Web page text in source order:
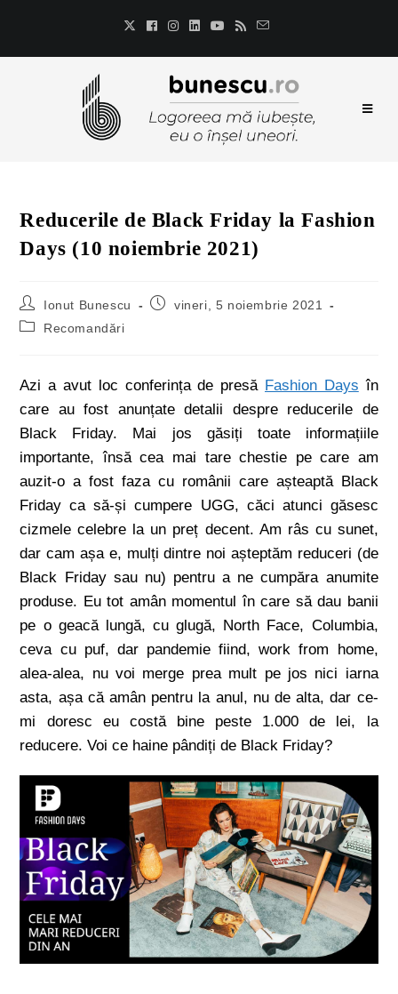
Reducerile de Black Friday la Fashion
Days (10 noiembrie 2021)
Ionut Bunescu
vineri, 5 noiembrie 2021
Recomandări
Azi a avut loc conferința de presă Fashion Days în
care au fost anunțate detalii despre reducerile de
Black Friday. Mai jos găsiți toate informațiile
importante, însă cea mai tare chestie pe care am
auzit-o a fost faza cu românii care așteaptă Black
Friday ca să-și cumpere UGG, căci atunci găsesc
cizmele celebre la un preț decent. Am râs cu sunet,
dar cam așa e, mulți dintre noi așteptăm reduceri (de
Black Friday sau nu) pentru a ne cumpăra anumite
produse. Eu tot amân momentul în care să dau banii
pe o geacă lungă, cu glugă, North Face, Columbia,
ceva cu puf, dar pandemie fiind, work from home,
alea-alea, nu voi merge prea mult pe jos nici iarna
asta, așa că amân pentru la anul, nu de alta, dar ce-
mi doresc eu costă bine peste 1.000 de lei, la
reducere. Voi ce haine pândiți de Black Friday?